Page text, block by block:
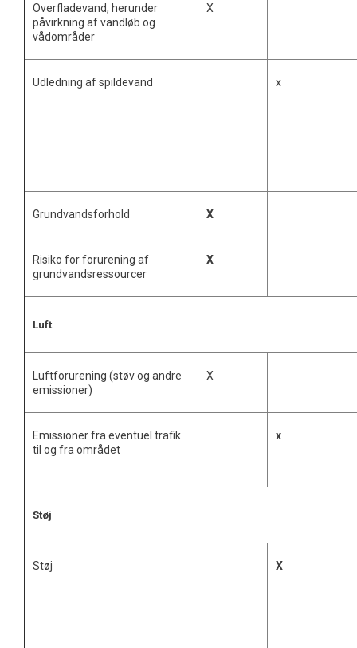
Overfladevand, herunder
påvirkning af vandløb og
vådområder
X
Udledning af spildevand x
Grundvandsforhold X
Risiko for forurening af
grundvandsressourcer
X
Luft
Luftforurening (støv og andre
emissioner)
X
Emissioner fra eventuel trafik
til og fra området
x
Støj
Støj X